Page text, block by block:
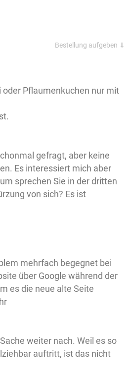
Bestellung aufgeben ⇓
Pflaumenkuchen nur mit
gefragt, aber keine
Es interessiert mich aber
sprechen Sie in der dritten
von sich? Es ist
mehrfach begegnet bei
über Google während der
es die neue alte Seite
weiter nach. Weil es so
auftritt, ist das nicht